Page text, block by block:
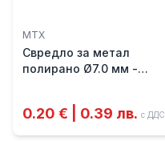
MTX
Свредло за метал
полирано Ø7.0 мм -
0.20 € | 0.39 лв. с ДДС